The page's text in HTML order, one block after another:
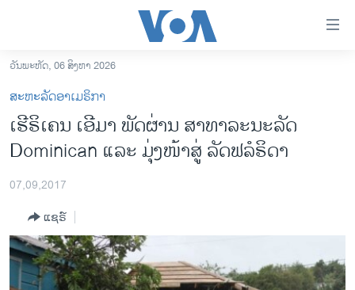
ເຂົ້າ
ຫາ
ຂ້າມ
ຂ້າມ
ຂ້າມ
ຫາ
ລາວ
ອາເມຣິກາ
ການເລືອກຕັ້ງ ປະທານາທີບໍດີ ສະຫະລັດ 2024
ຂ່າວ​ຈີນ
ໂລກ
ເອເຊຍ
ອິດສະຫຼະພາບດ້ານການຂ່າວ
ວັນພະຫັດ, 06 ສິງຫາ 2026
ສະຫະລັດອາເມຣິກາ
ເຮີຣິເຄນ ເອີມາ ພັດຜ່ານ ສາທາລະນະລັດ
Dominican ແລະ ມຸ່ງໜ້າສູ່ ລັດຟລໍຣິດາ
07,09,2017
ແຊຣ໌